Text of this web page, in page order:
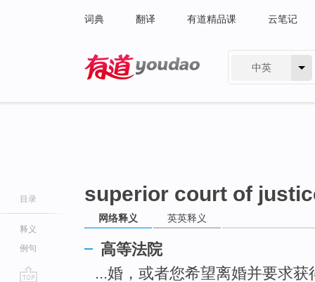
词典 翻译 有道精品课 云笔记
中英
目录
释义
例句
superior court of
网络释义 英英释义
高等法院
...婚，或者您希望离婚并要求